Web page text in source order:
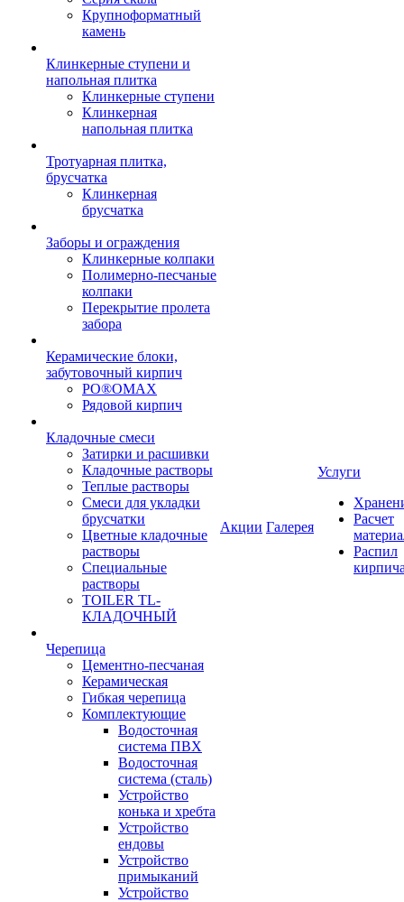
Крупноформатный
камень
Клинкерные ступени и
напольная плитка
Клинкерные ступени
Клинкерная
напольная плитка
Тротуарная плитка,
брусчатка
Клинкерная
брусчатка
Заборы и ограждения
Клинкерные колпаки
Полимерно-песчаные
колпаки
Перекрытие пролета
забора
Керамические блоки,
забутовочный кирпич
PO®OMAX
Рядовой кирпич
Кладочные смеси
Затирки и расшивки
Кладочные растворы
Теплые растворы
Смеси для укладки
брусчатки
Цветные кладочные
растворы
Специальные
растворы
TOILER TL-
КЛАДОЧНЫЙ
Черепица
Цементно-песчаная
Керамическая
Гибкая черепица
Комплектующие
Водосточная
система ПВХ
Водосточная
система (сталь)
Устройство
конька и хребта
Устройство
ендовы
Устройство
примыканий
Устройство
Акции Галерея
Услуги
Расчет
Распил